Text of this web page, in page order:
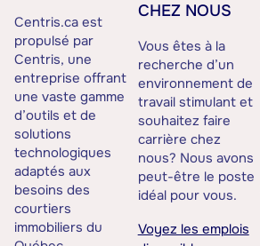
Centris.ca est
propulsé par
Centris, une
entreprise offrant
une vaste gamme
d’outils et de
solutions
technologiques
adaptés aux
besoins des
courtiers
immobiliers du
CHEZ NOUS
Vous êtes à la
recherche d’un
environnement de
travail stimulant et
souhaitez faire
carrière chez
nous? Nous avons
peut-être le poste
idéal pour vous.
Voyez les emplois